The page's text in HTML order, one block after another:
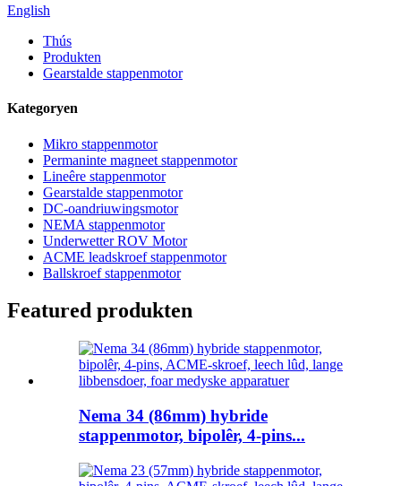
English
Thús
Produkten
Gearstalde stappenmotor
Kategoryen
Mikro stappenmotor
Permaninte magneet stappenmotor
Lineêre stappenmotor
Gearstalde stappenmotor
DC-oandriuwingsmotor
NEMA stappenmotor
Underwetter ROV Motor
ACME leadskroef stappenmotor
Ballskroef stappenmotor
Featured produkten
Nema 34 (86mm) hybride
stappenmotor, bipolêr, 4-pins...